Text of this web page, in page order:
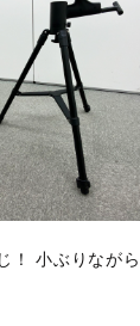
！ 小ぶりなが